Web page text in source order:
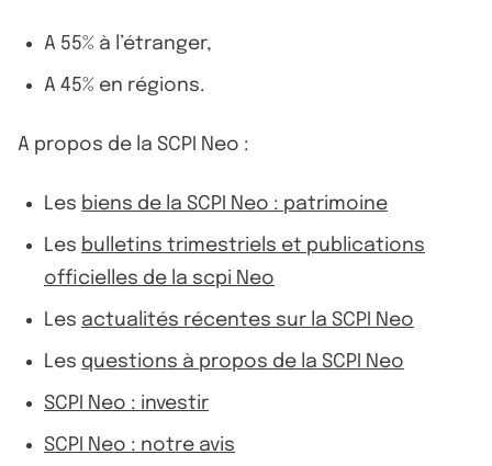
A 55% à l’étranger,
A 45% en régions.
A propos de la SCPI Neo :
Les biens de la SCPI Neo : patrimoine
Les bulletins trimestriels et publications
officielles de la scpi Neo
Les actualités récentes sur la SCPI Neo
Les questions à propos de la SCPI Neo
SCPI Neo : investir
SCPI Neo : notre avis